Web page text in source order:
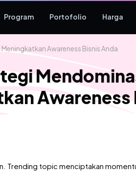
Program Portofolio Harga
Awareness Bisnis Anda
Awareness
Trending topic menciptakan